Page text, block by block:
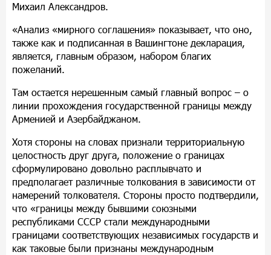
Михаил Александров.
«Анализ «мирного соглашения» показывает, что оно,
также как и подписанная в Вашингтоне декларация,
является, главным образом, набором благих
пожеланий.
Там остается нерешенным самый главный вопрос – о
линии прохождения государственной границы между
Арменией и Азербайджаном.
Хотя стороны на словах признали территориальную
целостность друг друга, положение о границах
сформулировано довольно расплывчато и
предполагает различные толкования в зависимости от
намерений толкователя. Стороны просто подтвердили,
что «границы между бывшими союзными
республиками СССР стали международными
границами соответствующих независимых государств и
как таковые были признаны международным